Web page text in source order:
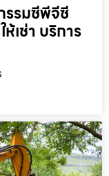
รรมซีพีจีซี
เช่า บริการ